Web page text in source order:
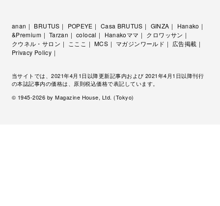
anan BRUTUS POPEYE Casa BRUTUS GINZA
Hanako
&Premium
Tarzan colocal Hanakoママ
クロワッサン
クウネル・サロン
こここ MCS マガジンワールド
広告掲載
Privacy Policy
当サイトでは、2021年4月1日以降更新記事内および 2021年4月1日以降刊行
の本誌記事内の価格は、原則税込価格で表記しています。
© 1945-2026 by Magazine House, Ltd. (Tokyo)